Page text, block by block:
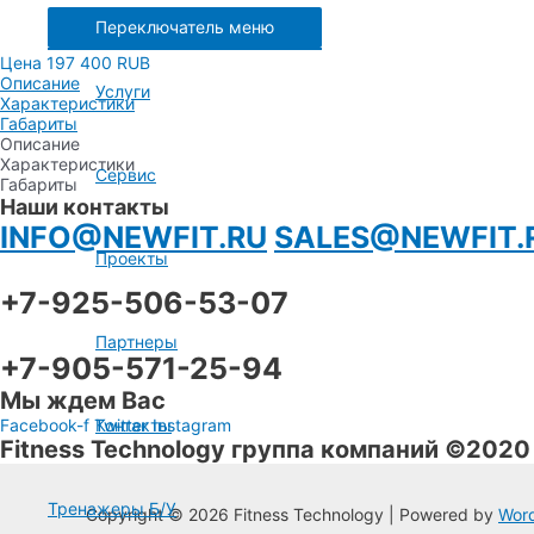
Переключатель меню
Услуги
Сервис
Проекты
Партнеры
Контакты
Тренажеры Б/У
Цена 197 400 RUB
Описание
Характеристики
Габариты
Описание
Характеристики
Габариты
Наши контакты
INFO@NEWFIT.RU
+7-925-506-53-07
+7-905-571-25-94
Мы ждем Вас
Facebook-f Twitter Instagram
Fitness Technology группа компаний ©2020
Copyright © 2026 Fitness Technology | Powered by